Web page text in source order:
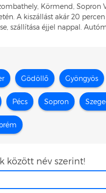
Körmend, Sopron
A kiszállást akár 20
szállítása éjjel nappal.
Gödöllő Gyöngyös
Pécs Sopron
között név szerint!